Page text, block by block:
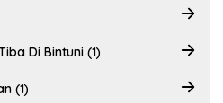
Di Bintuni (1)
(1)